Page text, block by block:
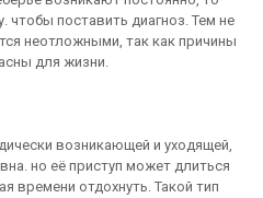
чтобы поставить диагноз. Тем не
неотложными, так как причины
для жизни.
возникающей и уходящей,
но её приступ может длиться
времени отдохнуть. Такой тип